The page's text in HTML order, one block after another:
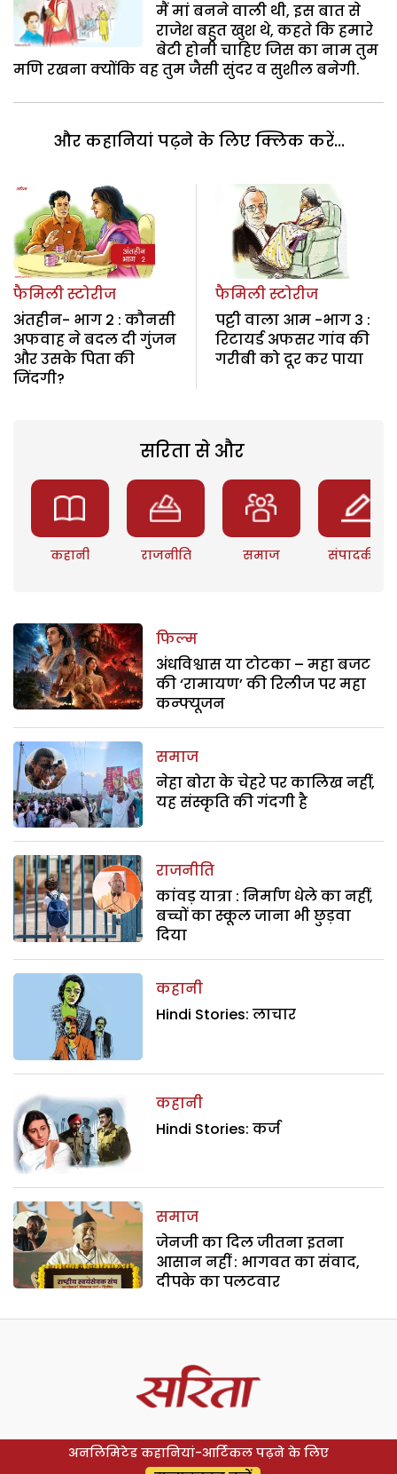
मैं मां बनने वाली थी, इस बात से
राजेश बहुत खुश थे, कहते कि हमारे
बेटी होनी चाहिए जिस का नाम तुम
मणि रखना क्योंकि वह तुम जैसी सुंदर व सुशील बनेगी.
और कहानियां पढ़ने के लिए क्लिक करें...
फैमिली स्टोरीज
अंतहीन- भाग 2 : कौनसी
अफवाह ने बदल दी गुंजन
और उसके पिता की
जिंदगी?
फैमिली स्टोरीज
पट्टी वाला आम -भाग 3 :
रिटायर्ड अफसर गांव की
गरीबी को दूर कर पाया
सरिता से और
कहानी राजनीति समाज संपादकीय
फिल्म
अंधविश्वास या टोटका – महा बजट
की ‘रामायण’ की रिलीज पर महा
कन्फ्यूजन
समाज
नेहा बोरा के चेहरे पर कालिख नहीं,
यह संस्कृति की गंदगी है
राजनीति
कांवड़ यात्रा : निर्माण धेले का नहीं,
बच्चों का स्कूल जाना भी छुड़वा
दिया
कहानी
Hindi Stories: लाचार
कहानी
Hindi Stories: कर्ज
समाज
जेनजी का दिल जीतना इतना
आसान नहीं : भागवत का संवाद,
दीपके का पलटवार
अनलिमिटेड कहानियां-आर्टिकल पढ़ने के लिए